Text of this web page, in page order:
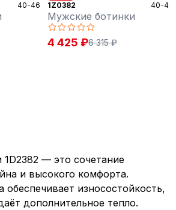
40-46
1Z0382
40-46
Мужские ботинки
4 425 ₽6 315 ₽
— это сочетание
и высокого комфорта.
обеспечивает износостойкость,
дополнительное тепло.